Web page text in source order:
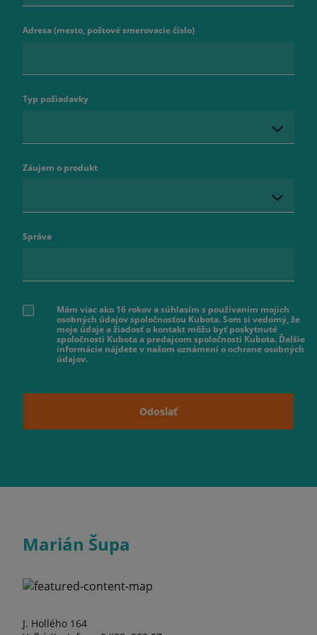
Adresa (mesto, poštové smerovacie číslo)
Typ požiadavky
Záujem o produkt
Správa
Mám viac ako 16 rokov a súhlasím s používaním mojich
osobných údajov spoločnosťou Kubota. Som si vedomý, že
moje údaje a žiadosť o kontakt môžu byť poskytnuté
spoločnosti Kubota a predajcom spoločnosti Kubota. Ďalšie
informácie nájdete v našom oznámení o ochrane osobných
údajov.
Odoslať
Marián Šupa
J. Hollého 164